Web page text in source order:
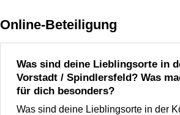
Online-Beteiligung
Was sind deine Lieblingsorte in
Vorstadt / Spindlersfeld? Was
für dich besonders?
Was sind deine Lieblingsorte in der